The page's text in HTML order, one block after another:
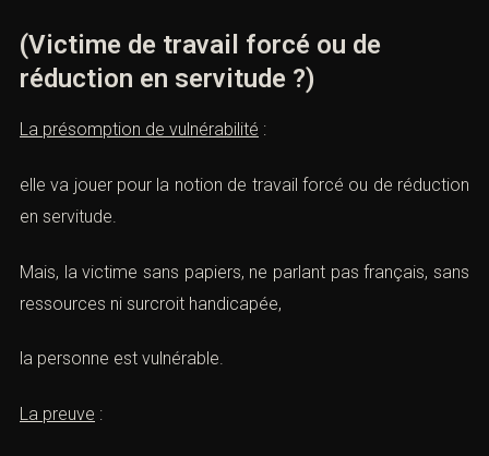
(Victime de travail forcé ou de
réduction en servitude ?)
La présomption de vulnérabilité :
elle va jouer pour la notion de travail forcé ou de réduction
en servitude.
Mais, la victime sans papiers, ne parlant pas français, sans
ressources ni surcroit handicapée,
la personne est vulnérable.
La preuve :